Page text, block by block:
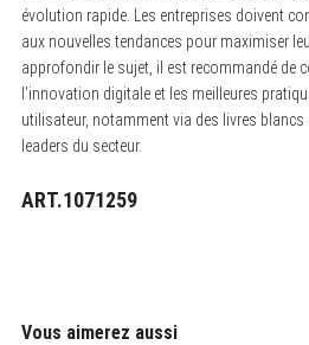
évolution rapide. Les entreprises doivent
aux nouvelles tendances pour maximiser
approfondir le sujet, il est recommandé de
l’innovation digitale et les meilleures
utilisateur, notamment via des livres blancs
leaders du secteur.
ART.1071259
Vous aimerez aussi